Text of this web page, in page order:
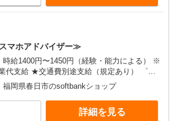
マホアドバイザー≫
時給1400円〜1450円（経験・能力による） ※
代支給 ★交通費別途支給（規定あり） ゜
・。○。・゜+゜・。○。・゜+゜ 入社祝い金10
規定有) お友達を紹介頂くと, インセンテ
規定有) ★月2回払い・週払い可能（規程
★ ゜・。○。・゜+゜・。○。・゜+゜
福岡県春日市のsoftbankショップ
詳細を見る